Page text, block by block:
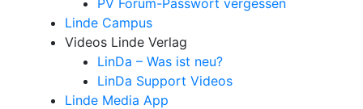
PV Forum-Passwort vergessen
Linde Campus
Videos Linde Verlag
LinDa – Was ist neu?
LinDa Support Videos
Linde Media App